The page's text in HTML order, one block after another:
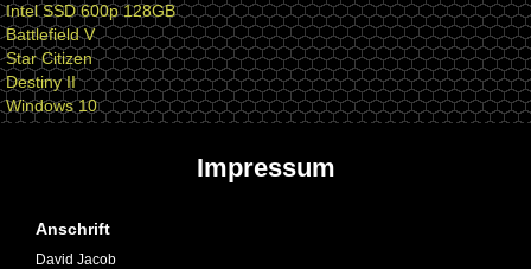
Intel SSD 600p 128GB
Battlefield V
Star Citizen
Destiny II
Windows 10
Impressum
Anschrift
David Jacob